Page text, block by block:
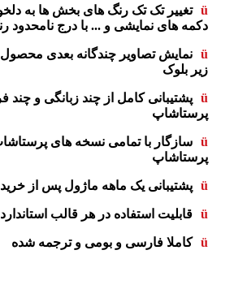
ü تغییر تک تک رنگ های بخش ها به
دکمه های نمایشی و ... با درج
ü نمایش تصاویر چندگانه بعدی
زیر بلوک
ü پشتیبانی کامل از چند زبانگی و چند
پرستاشاپ
ü
پرستاشاپ
ü پشتیبانی یک ماهه ماژول پس از خرید
ü قابلیت استفاده در هر قالب
ü کاملا فارسی و بومی و ترجمه شده